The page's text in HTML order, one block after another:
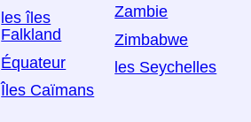
les îles
Falkland
Équateur
Îles Caïmans
Zambie
Zimbabwe
les Seychelles